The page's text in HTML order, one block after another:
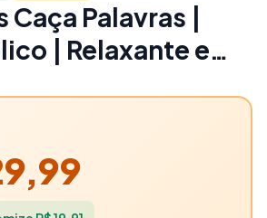
Palavras |
| Relaxante e
para Idosos
- 40% OFF